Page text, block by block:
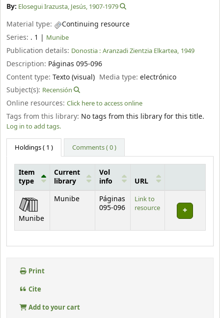
By: Elosegui Irazusta, Jesús, 1907-1979
Material type:
Continuing resource
Series: . 1 | Munibe
Publication details: Donostia : Aranzadi Zientzia Elkartea, 1949
Description: Páginas 095-096
Content type: Texto (visual) Media type:electrónico
Subject(s): Recensión
Online resources: Click here to access online
Tags from this library: No tags from this library for this title.
Log in to add tags.
Holdings( 1 ) Comments ( 0 )
Holdings
Item
type
Current
library
Vol
info
URL
Munibe
Munibe
Páginas
095-096
Link to
resource
Print
Cite
Add to your cart